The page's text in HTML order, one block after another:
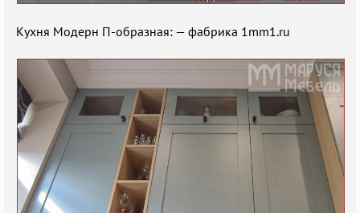
Кухня Модерн П-образная: — фабрика 1mm1.ru